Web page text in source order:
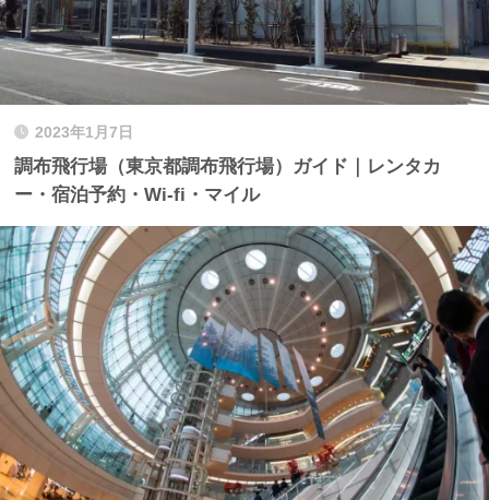
2023年1月7日
調布飛行場（東京都調布飛行場）ガイド｜レンタカ
ー・宿泊予約・Wi-fi・マイル